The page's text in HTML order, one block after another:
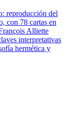
reproducción del
con 78 cartas en
Alliette
interpretativas
hermética y